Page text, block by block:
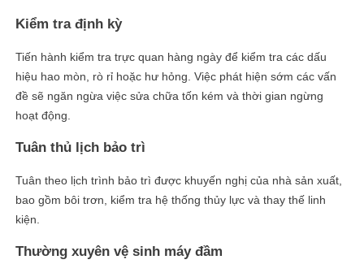
Kiểm tra định kỳ
Tiến hành kiểm tra trực quan hàng ngày để kiểm tra các dấu
hiệu hao mòn, rò rỉ hoặc hư hỏng. Việc phát hiện sớm các vấn
đề sẽ ngăn ngừa việc sửa chữa tốn kém và thời gian ngừng
hoạt động.
Tuân thủ lịch bảo trì
Tuân theo lịch trình bảo trì được khuyến nghị của nhà sản xuất,
bao gồm bôi trơn, kiểm tra hệ thống thủy lực và thay thế linh
kiện.
Thường xuyên vệ sinh máy đầm